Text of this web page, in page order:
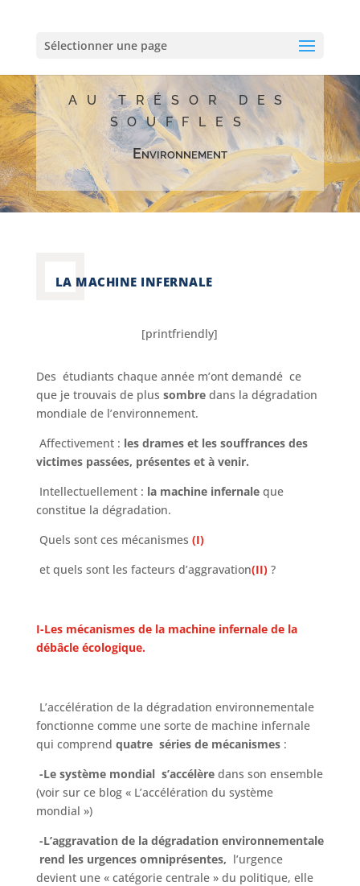
Sélectionner une page
AU TRÉSOR DES
SOUFFLES
Environnement
LA MACHINE INFERNALE
[printfriendly]
Des étudiants chaque année m’ont demandé ce
que je trouvais de plus sombre dans la dégradation
mondiale de l’environnement.
Affectivement : les drames et les souffrances des
victimes passées, présentes et à venir.
Intellectuellement : la machine infernaleque
constitue la dégradation.
Quels sont ces mécanismes (I)
et quels sont les facteurs d’aggravation(II) ?
I-Les mécanismes de la machine infernale de la
débâcle écologique.
L’accélération de la dégradation environnementale
fonctionne comme une sorte de machine infernale
qui comprend quatre séries de mécanismes :
-Le système mondial s’accélèredans son ensemble
(voir sur ce blog « L’accélération du système
mondial »)
-L’aggravation de la dégradation environnementale
rend les urgences omniprésentes, l’urgence
devient une « catégorie centrale » du politique, elle